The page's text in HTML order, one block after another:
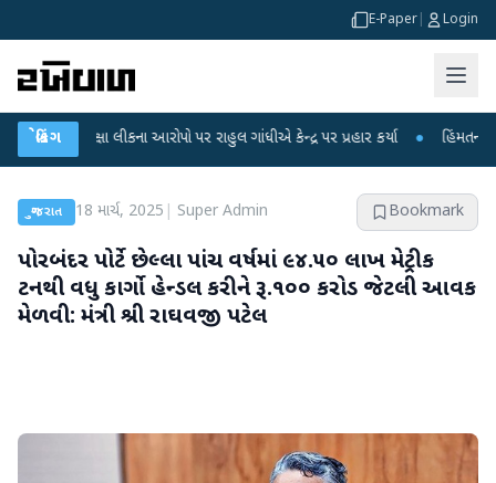
E-Paper Login
બ્રેકિંગ
લીકના આરોપો પર રાહુલ ગાંધીએ કેન્દ્ર પર પ્રહાર કર્યા ● હિંમતનગરમાં રહસ્યમય
ગુજરાત 18 માર્ચ, 2025 Super Admin Bookmark
પોરબંદર પોર્ટે છેલ્લા પાંચ વર્ષમાં ૯૪.૫૦ લાખ મેટ્રીક
ટનથી વધુ કાર્ગો હેન્ડલ કરીને રૂ.૧૦૦ કરોડ જેટલી આવક
મેળવી: મંત્રી શ્રી રાઘવજી પટેલ